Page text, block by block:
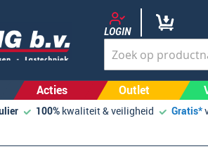
LOGIN
Acties Outlet
100% kwaliteit & veiligheid Gratis*